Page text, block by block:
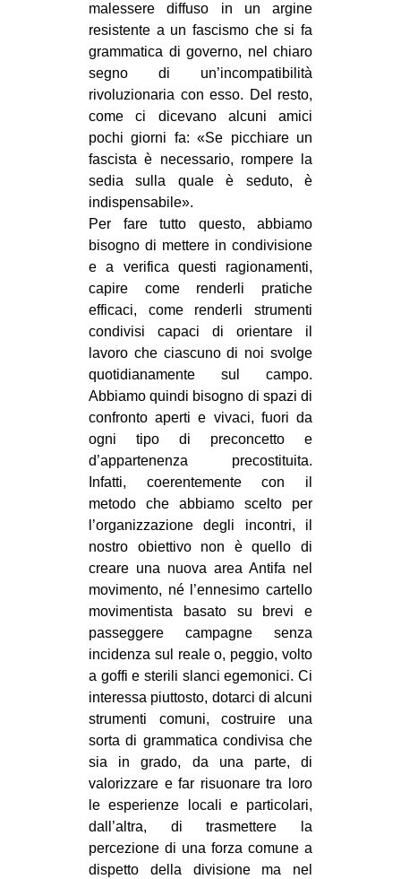
malessere diffuso in un argine
resistente a un fascismo che si fa
grammatica di governo, nel chiaro
segno di un’incompatibilità
rivoluzionaria con esso. Del resto,
come ci dicevano alcuni amici
pochi giorni fa: «Se picchiare un
fascista è necessario, rompere la
sedia sulla quale è seduto, è
indispensabile».
Per fare tutto questo, abbiamo
bisogno di mettere in condivisione
e a verifica questi ragionamenti,
capire come renderli pratiche
efficaci, come renderli strumenti
condivisi capaci di orientare il
lavoro che ciascuno di noi svolge
quotidianamente sul campo.
Abbiamo quindi bisogno di spazi di
confronto aperti e vivaci, fuori da
ogni tipo di preconcetto e
d’appartenenza precostituita.
Infatti, coerentemente con il
metodo che abbiamo scelto per
l’organizzazione degli incontri, il
nostro obiettivo non è quello di
creare una nuova area Antifa nel
movimento, né l’ennesimo cartello
movimentista basato su brevi e
passeggere campagne senza
incidenza sul reale o, peggio, volto
a goffi e sterili slanci egemonici. Ci
interessa piuttosto, dotarci di alcuni
strumenti comuni, costruire una
sorta di grammatica condivisa che
sia in grado, da una parte, di
valorizzare e far risuonare tra loro
le esperienze locali e particolari,
dall’altra, di trasmettere la
percezione di una forza comune a
dispetto della divisione ma nel